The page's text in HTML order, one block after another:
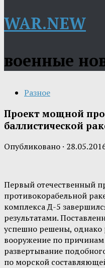
WAR.NEW
военные
Разное
Проект мощной
баллистической
Опубликовано ·
Первый отечественный
противокорабельной
комплекса Д-5
результатами.
успешно решены, однако
вооружение по причинам
развертывание
по морской